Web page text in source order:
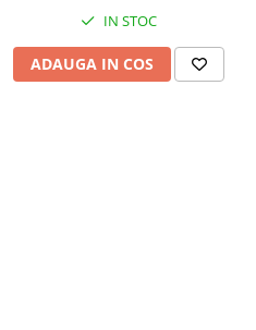
IN STOC
ADAUGA IN COS